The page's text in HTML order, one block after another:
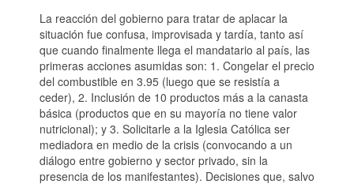
La reacción del gobierno para tratar de aplacar la
situación fue confusa, improvisada y tardía, tanto así
que cuando finalmente llega el mandatario al país, las
primeras acciones asumidas son: 1. Congelar el precio
del combustible en 3.95 (luego que se resistía a
ceder), 2. Inclusión de 10 productos más a la canasta
básica (productos que en su mayoría no tiene valor
nutricional); y 3. Solicitarle a la Iglesia Católica ser
mediadora en medio de la crisis (convocando a un
diálogo entre gobierno y sector privado, sin la
presencia de los manifestantes). Decisiones que, salvo